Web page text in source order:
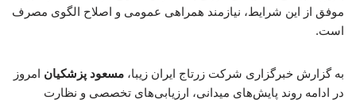
موفق از این شرایط، نیازمند همراهی عمومی و اصلاح الگوی مصرف
است.
به گزارش خبرگزاری شرکت زرتاج ایران زیبا، مسعود پزشکیان امروز
در ادامه روند پایش‌های میدانی، ارزیابی‌های تخصصی و نظارت